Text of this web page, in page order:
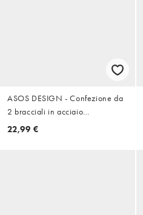
ASOS DESIGN - Confezione da
2 bracciali in acciaio
inossidabile impermeabile con
22,99 €